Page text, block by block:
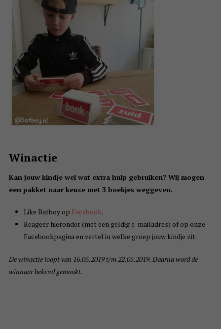
Winactie
Kan jouw kindje wel wat extra hulp gebruiken? Wij mogen
een pakket naar keuze met 3 boekjes weggeven.
Like Batboy op Facebook.
Reageer hieronder (met een geldig e-mailadres) of op onze
Facebookpagina en vertel in welke groep jouw kindje zit.
De winactie loopt van 16.05.2019 t/m 22.05.2019. Daarna word de
winnaar bekend gemaakt.